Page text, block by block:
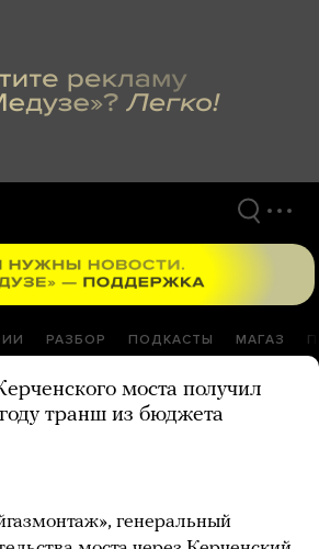
РАЗБОР ПОДКАСТЫ МАГАЗ
моста получил
транш из бюджета
генеральный